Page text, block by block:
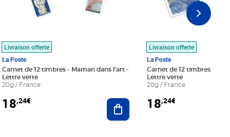
au panier
Livraison offerte
La Poste
Carnet de 12 timbres - Maman dans l'art -
Lettre verte
20g / France
18,24€ Ajouter au panier
Livraison offerte
La Poste
Carnet de 12 timbres - Le
Lettre verte
20g / France
18,24€